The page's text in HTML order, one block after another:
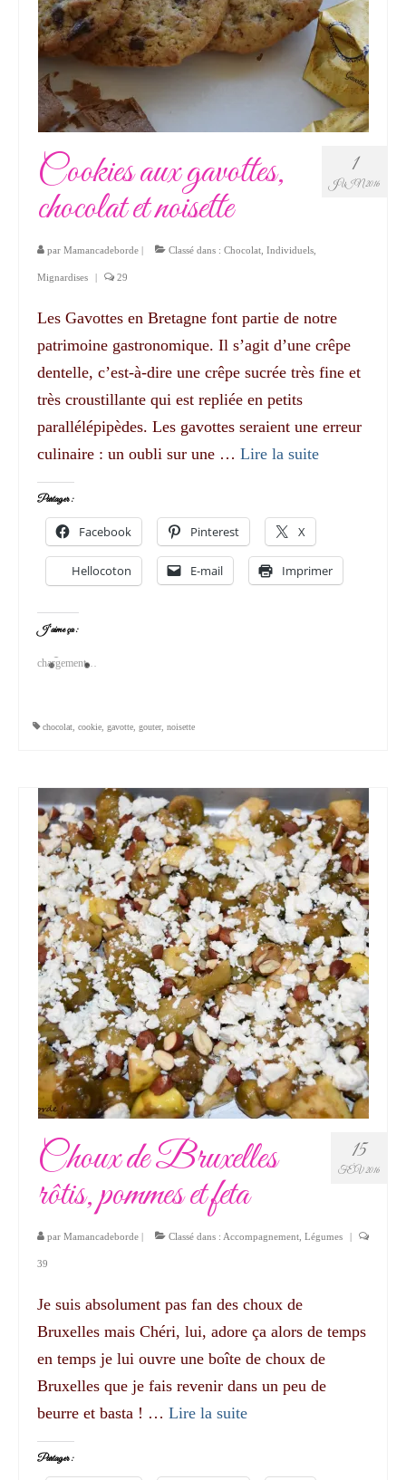
1
JUIN 2016
Cookies aux gavottes,
chocolat et noisette
par Mamancadeborde | Classé dans : Chocolat Individuels
Mignardises | 29
Les Gavottes en Bretagne font partie de notre
patrimoine gastronomique. Il s’agit d’une crêpe
dentelle, c’est-à-dire une crêpe sucrée très fine et
très croustillante qui est repliée en petits
parallélépipèdes. Les gavottes seraient une erreur
culinaire : un oubli sur une … Lire la suite­­
Partager :
Facebook Pinterest X
Hellocoton E-mail Imprimer
J’aime ça :
chargement…
chocolat cookie gavotte gouter, noisette
15
FÉV 2016
Choux de Bruxelles
rôtis, pommes et feta
par Mamancadeborde | Classé dans : Accompagnement Légumes |
39
Je suis absolument pas fan des choux de
Bruxelles mais Chéri, lui, adore ça alors de temps
en temps je lui ouvre une boîte de choux de
Bruxelles que je fais revenir dans un peu de
beurre et basta ! … Lire la suite­­
Partager :